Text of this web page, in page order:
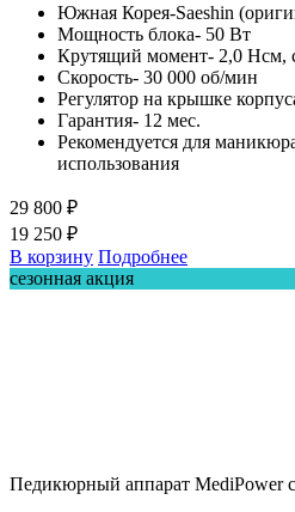
Южная Корея-Saeshin
Мощность блока- 50 Вт
Крутящий момент- 2,0 Нсм,
Скорость- 30 000 об/мин
Регулятор на крышке
Гарантия- 12 мес.
Рекомендуется для
использования
29 800 ₽
19 250 ₽
В корзину Подробнее
сезонная акция
Педикюрный аппарат MediPower